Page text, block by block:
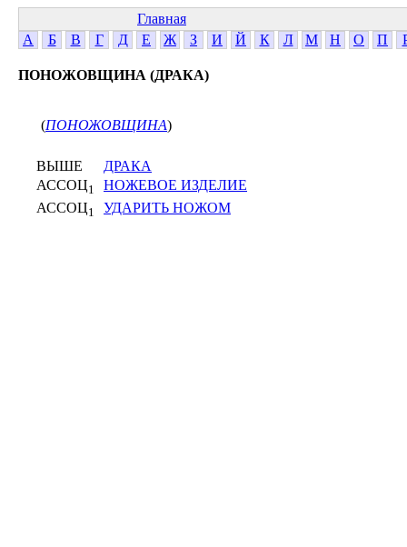
Главная
А
Б В Г Д Е Ж З И Й К Л М Н О П
ПОНОЖОВЩИНА (ДРАКА)
(ПОНОЖОВЩИНА)
ВЫШЕ
ДРАКА
АССОЦ1
НОЖЕВОЕ ИЗДЕЛИЕ
АССОЦ1 УДАРИТЬ НОЖОМ